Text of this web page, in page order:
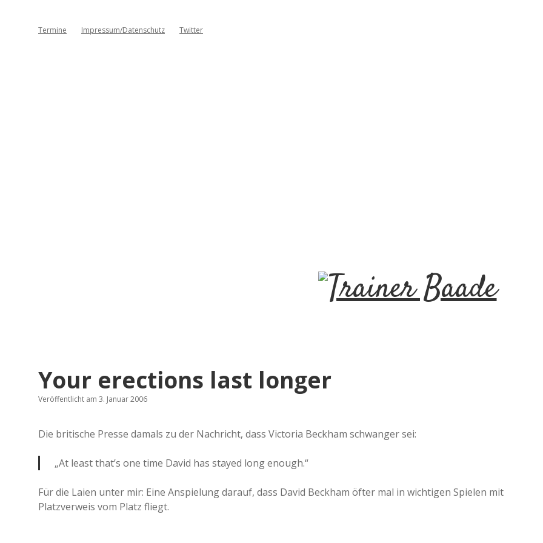
Termine Impressum/Datenschutz Twitter
T
i
n
r
Your erections last longer
Veröffentlicht am 3. Januar 2006
Die britische Presse damals zu der Nachricht, dass Victoria Beckham schwanger sei:
„At least that’s one time David has stayed long enough.“
Für die Laien unter mir: Eine Anspielung darauf, dass David Beckham öfter mal in wichtigen Spielen mit
Platzverweis vom Platz fliegt.